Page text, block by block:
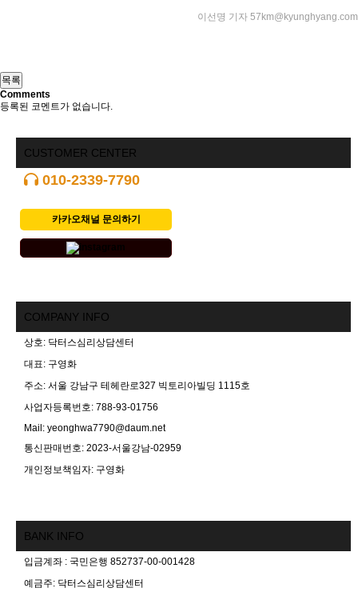
이선명 기자 57km@kyunghyang.com
Comments
등록된 코멘트가 없습니다.
CUSTOMER CENTER
010-2339-7790
카카오채널 문의하기
COMPANY INFO
상호: 닥터스심리상담센터
대표: 구영화
주소: 서울 강남구 테헤란로327 빅토리아빌딩 1115호
사업자등록번호: 788-93-01756
Mail: yeonghwa7790@daum.net
통신판매번호: 2023-서울강남-02959
개인정보책임자: 구영화
BANK INFO
입금계좌 : 국민은행 852737-00-001428
예금주: 닥터스심리상담센터